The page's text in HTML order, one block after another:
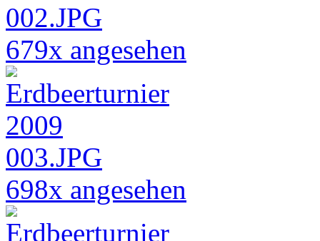
679x angesehen
698x angesehen